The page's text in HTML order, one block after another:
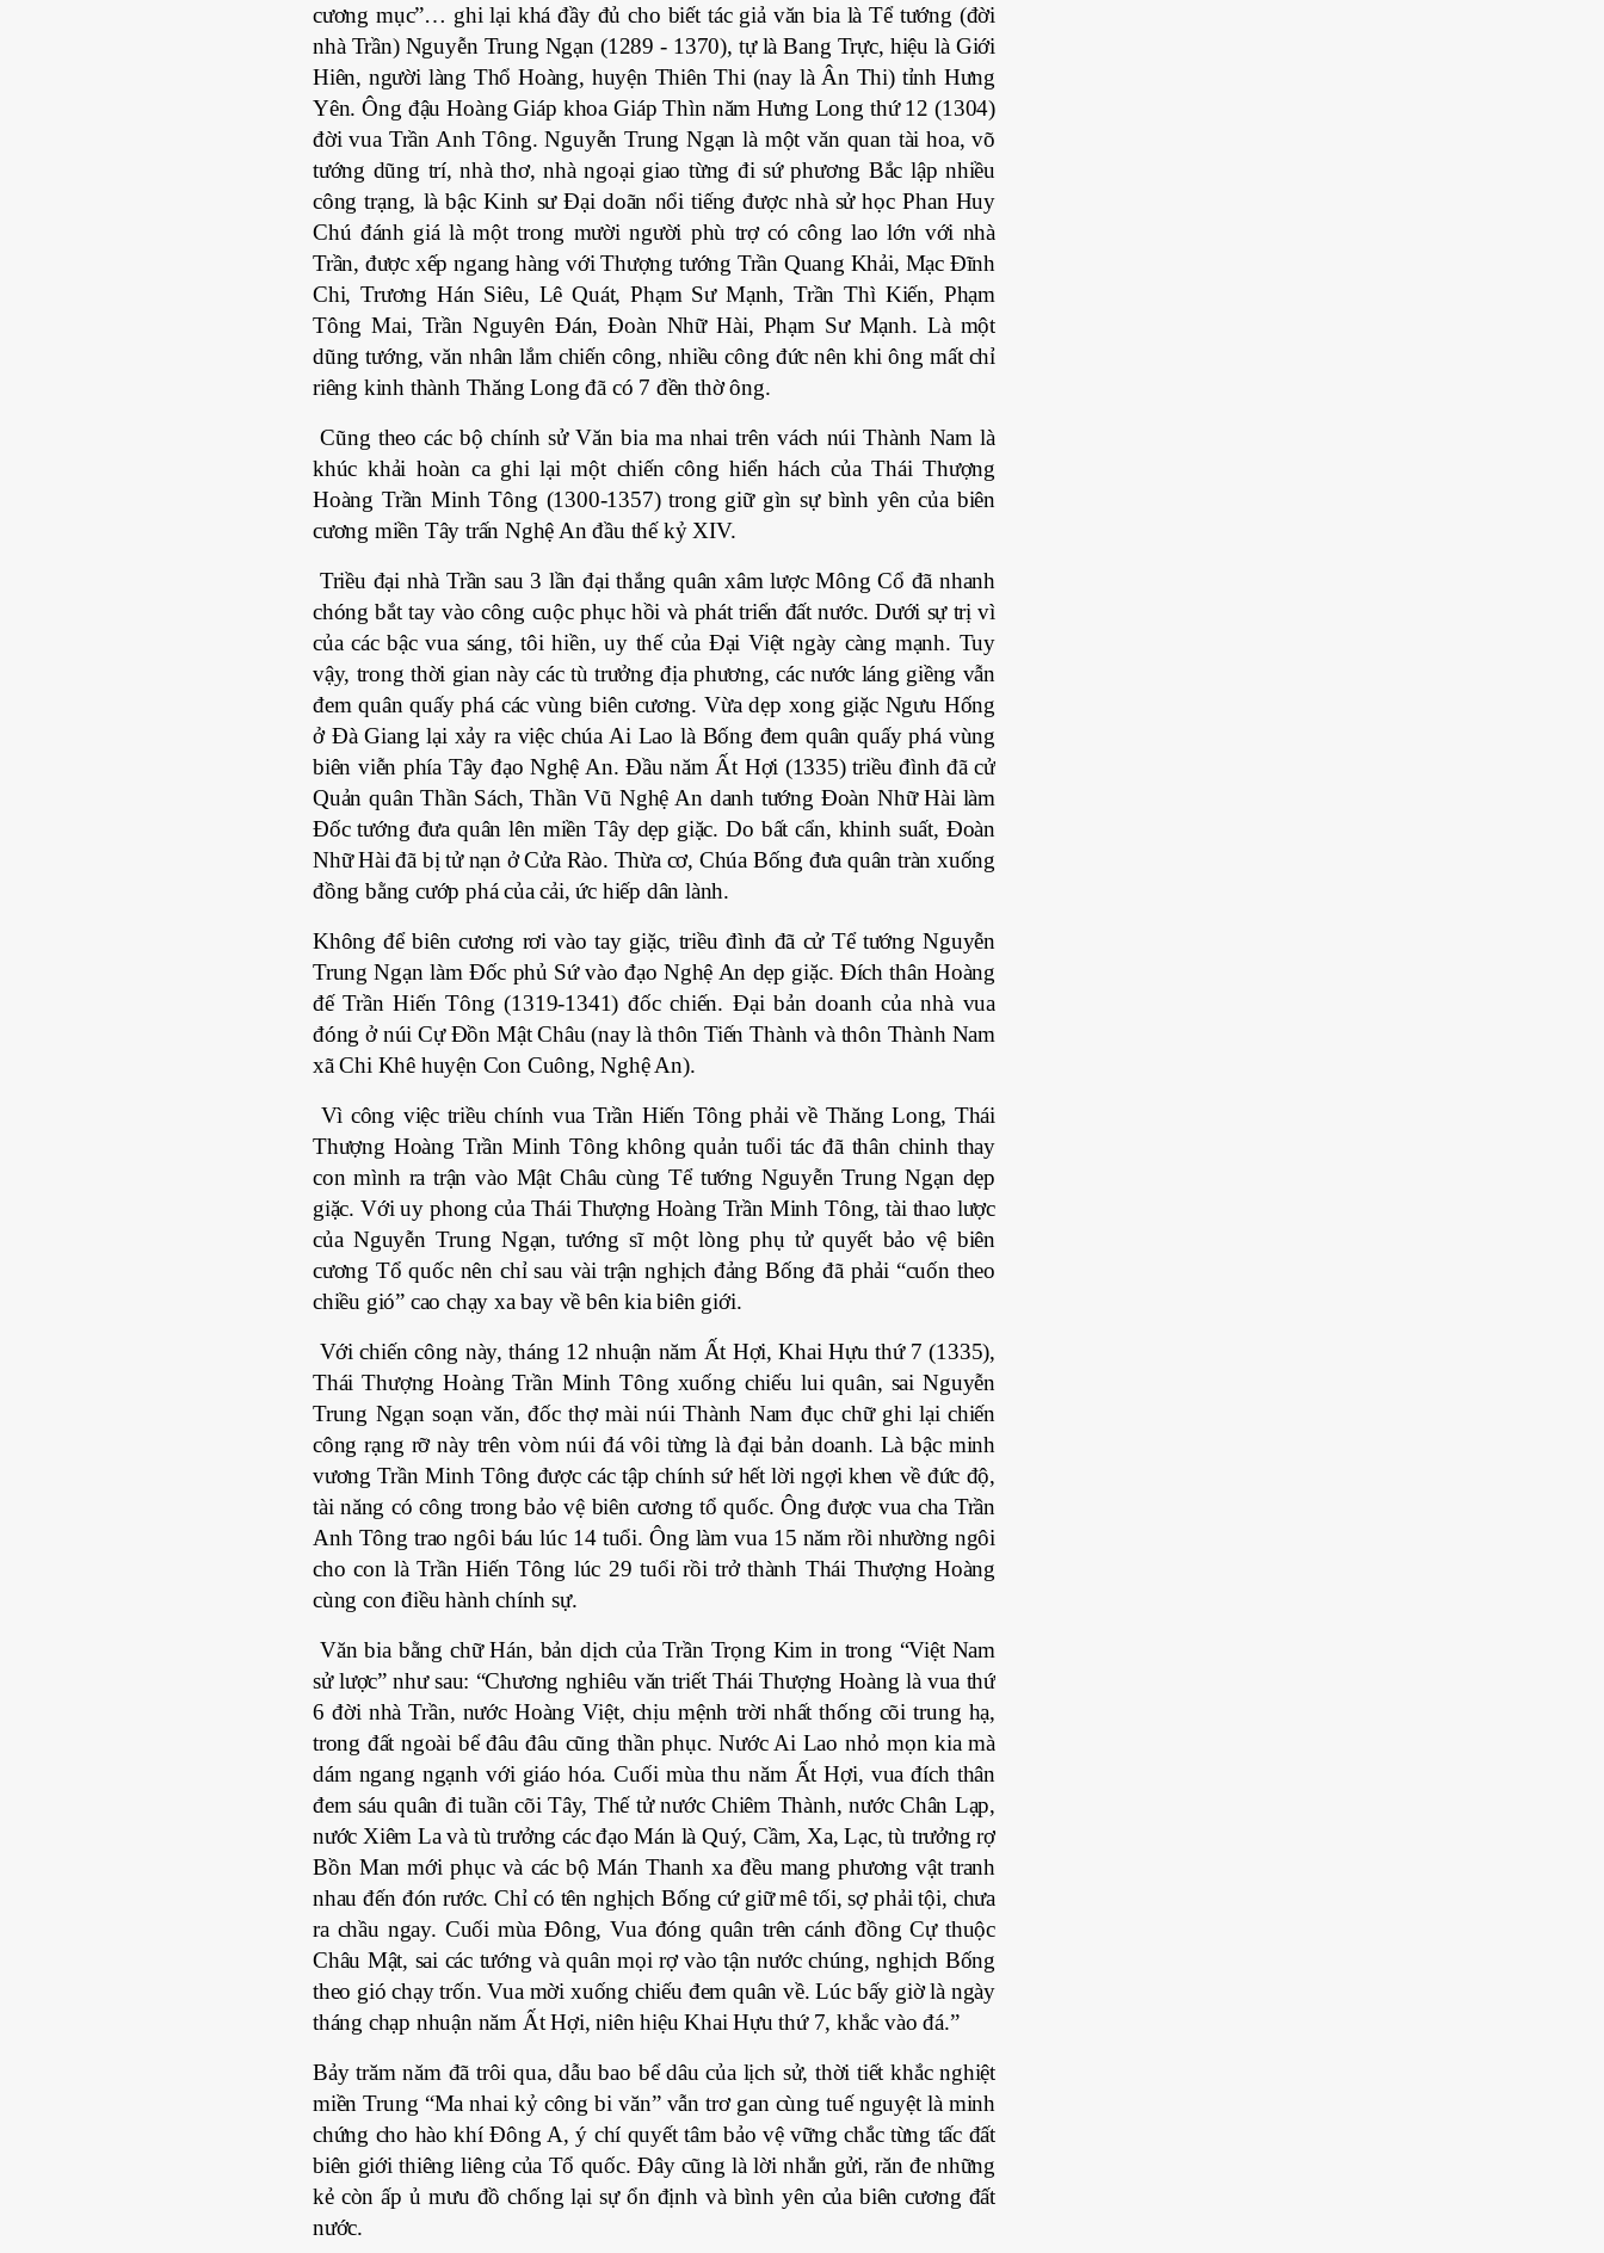
cương mục”… ghi lại khá đầy đủ cho biết tác giả văn bia là Tể tướng (đời
nhà Trần) Nguyễn Trung Ngạn (1289 - 1370), tự là Bang Trực, hiệu là Giới
Hiên, người làng Thổ Hoàng, huyện Thiên Thi (nay là Ân Thi) tỉnh Hưng
Yên. Ông đậu Hoàng Giáp khoa Giáp Thìn năm Hưng Long thứ 12 (1304)
đời vua Trần Anh Tông. Nguyễn Trung Ngạn là một văn quan tài hoa, võ
tướng dũng trí, nhà thơ, nhà ngoại giao từng đi sứ phương Bắc lập nhiều
công trạng, là bậc Kinh sư Đại doãn nổi tiếng được nhà sử học Phan Huy
Chú đánh giá là một trong mười người phù trợ có công lao lớn với nhà
Trần, được xếp ngang hàng với Thượng tướng Trần Quang Khải, Mạc Đĩnh
Chi, Trương Hán Siêu, Lê Quát, Phạm Sư Mạnh, Trần Thì Kiến, Phạm
Tông Mai, Trần Nguyên Đán, Đoàn Nhữ Hài, Phạm Sư Mạnh. Là một
dũng tướng, văn nhân lắm chiến công, nhiều công đức nên khi ông mất chỉ
riêng kinh thành Thăng Long đã có 7 đền thờ ông.
Cũng theo các bộ chính sử Văn bia ma nhai trên vách núi Thành Nam là
khúc khải hoàn ca ghi lại một chiến công hiển hách của Thái Thượng
Hoàng Trần Minh Tông (1300-1357) trong giữ gìn sự bình yên của biên
cương miền Tây trấn Nghệ An đầu thế kỷ XIV.
Triều đại nhà Trần sau 3 lần đại thắng quân xâm lược Mông Cổ đã nhanh
chóng bắt tay vào công cuộc phục hồi và phát triển đất nước. Dưới sự trị vì
của các bậc vua sáng, tôi hiền, uy thế của Đại Việt ngày càng mạnh. Tuy
vậy, trong thời gian này các tù trưởng địa phương, các nước láng giềng vẫn
đem quân quấy phá các vùng biên cương. Vừa dẹp xong giặc Ngưu Hống
ở Đà Giang lại xảy ra việc chúa Ai Lao là Bống đem quân quấy phá vùng
biên viễn phía Tây đạo Nghệ An. Đầu năm Ất Hợi (1335) triều đình đã cử
Quản quân Thần Sách, Thần Vũ Nghệ An danh tướng Đoàn Nhữ Hài làm
Đốc tướng đưa quân lên miền Tây dẹp giặc. Do bất cẩn, khinh suất, Đoàn
Nhữ Hài đã bị tử nạn ở Cửa Rào. Thừa cơ, Chúa Bống đưa quân tràn xuống
đồng bằng cướp phá của cải, ức hiếp dân lành.
Không để biên cương rơi vào tay giặc, triều đình đã cử Tể tướng Nguyễn
Trung Ngạn làm Đốc phủ Sứ vào đạo Nghệ An dẹp giặc. Đích thân Hoàng
đế Trần Hiến Tông (1319-1341) đốc chiến. Đại bản doanh của nhà vua
đóng ở núi Cự Đồn Mật Châu (nay là thôn Tiến Thành và thôn Thành Nam
xã Chi Khê huyện Con Cuông, Nghệ An).
Vì công việc triều chính vua Trần Hiến Tông phải về Thăng Long, Thái
Thượng Hoàng Trần Minh Tông không quản tuổi tác đã thân chinh thay
con mình ra trận vào Mật Châu cùng Tể tướng Nguyễn Trung Ngạn dẹp
giặc. Với uy phong của Thái Thượng Hoàng Trần Minh Tông, tài thao lược
của Nguyễn Trung Ngạn, tướng sĩ một lòng phụ tử quyết bảo vệ biên
cương Tổ quốc nên chỉ sau vài trận nghịch đảng Bống đã phải “cuốn theo
chiều gió” cao chạy xa bay về bên kia biên giới.
Với chiến công này, tháng 12 nhuận năm Ất Hợi, Khai Hựu thứ 7 (1335),
Thái Thượng Hoàng Trần Minh Tông xuống chiếu lui quân, sai Nguyễn
Trung Ngạn soạn văn, đốc thợ mài núi Thành Nam đục chữ ghi lại chiến
công rạng rỡ này trên vòm núi đá vôi từng là đại bản doanh. Là bậc minh
vương Trần Minh Tông được các tập chính sứ hết lời ngợi khen về đức độ,
tài năng có công trong bảo vệ biên cương tổ quốc. Ông được vua cha Trần
Anh Tông trao ngôi báu lúc 14 tuổi. Ông làm vua 15 năm rồi nhường ngôi
cho con là Trần Hiến Tông lúc 29 tuổi rồi trở thành Thái Thượng Hoàng
cùng con điều hành chính sự.
Văn bia bằng chữ Hán, bản dịch của Trần Trọng Kim in trong “Việt Nam
sử lược” như sau: “Chương nghiêu văn triết Thái Thượng Hoàng là vua thứ
6 đời nhà Trần, nước Hoàng Việt, chịu mệnh trời nhất thống cõi trung hạ,
trong đất ngoài bể đâu đâu cũng thần phục. Nước Ai Lao nhỏ mọn kia mà
dám ngang ngạnh với giáo hóa. Cuối mùa thu năm Ất Hợi, vua đích thân
đem sáu quân đi tuần cõi Tây, Thế tử nước Chiêm Thành, nước Chân Lạp,
nước Xiêm La và tù trưởng các đạo Mán là Quý, Cầm, Xa, Lạc, tù trưởng rợ
Bồn Man mới phục và các bộ Mán Thanh xa đều mang phương vật tranh
nhau đến đón rước. Chỉ có tên nghịch Bống cứ giữ mê tối, sợ phải tội, chưa
ra chầu ngay. Cuối mùa Đông, Vua đóng quân trên cánh đồng Cự thuộc
Châu Mật, sai các tướng và quân mọi rợ vào tận nước chúng, nghịch Bống
theo gió chạy trốn. Vua mời xuống chiếu đem quân về. Lúc bấy giờ là ngày
tháng chạp nhuận năm Ất Hợi, niên hiệu Khai Hựu thứ 7, khắc vào đá.”
Bảy trăm năm đã trôi qua, dẫu bao bể dâu của lịch sử, thời tiết khắc nghiệt
miền Trung “Ma nhai kỷ công bi văn” vẫn trơ gan cùng tuế nguyệt là minh
chứng cho hào khí Đông A, ý chí quyết tâm bảo vệ vững chắc từng tấc đất
biên giới thiêng liêng của Tổ quốc. Đây cũng là lời nhắn gửi, răn đe những
kẻ còn ấp ủ mưu đồ chống lại sự ổn định và bình yên của biên cương đất
nước.